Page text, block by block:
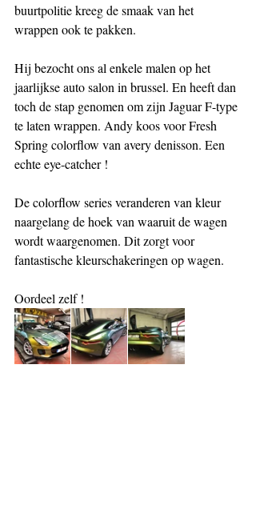
buurtpolitie kreeg de smaak van het
wrappen ook te pakken.
Hij bezocht ons al enkele malen op het
jaarlijkse auto salon in brussel. En heeft dan
toch de stap genomen om zijn Jaguar F-type
te laten wrappen. Andy koos voor Fresh
Spring colorflow van avery denisson. Een
echte eye-catcher !
De colorflow series veranderen van kleur
naargelang de hoek van waaruit de wagen
wordt waargenomen. Dit zorgt voor
fantastische kleurschakeringen op wagen.
Oordeel zelf !